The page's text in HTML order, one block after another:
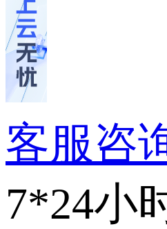
客服咨
7*24小